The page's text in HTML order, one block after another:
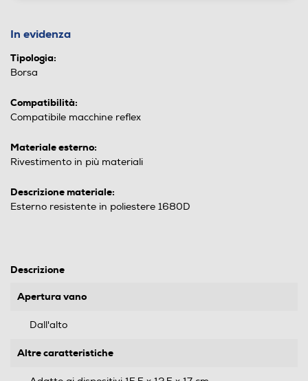
In evidenza
Tipologia:
Borsa
Compatibilità:
Compatibile macchine reflex
Materiale esterno:
Rivestimento in più materiali
Descrizione materiale:
Esterno resistente in poliestere 1680D
Descrizione
Apertura vano
Dall'alto
Altre caratteristiche